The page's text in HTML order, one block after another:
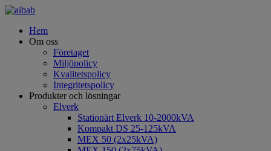
Hem
Om oss
Företaget
Miljöpolicy
Kvalitetspolicy
Integritetspolicy
Produkter och lösningar
Elverk
Stationärt Elverk 10-2000kVA
Kompakt DS 25-125kVA
MEX 50 (2x25kVA)